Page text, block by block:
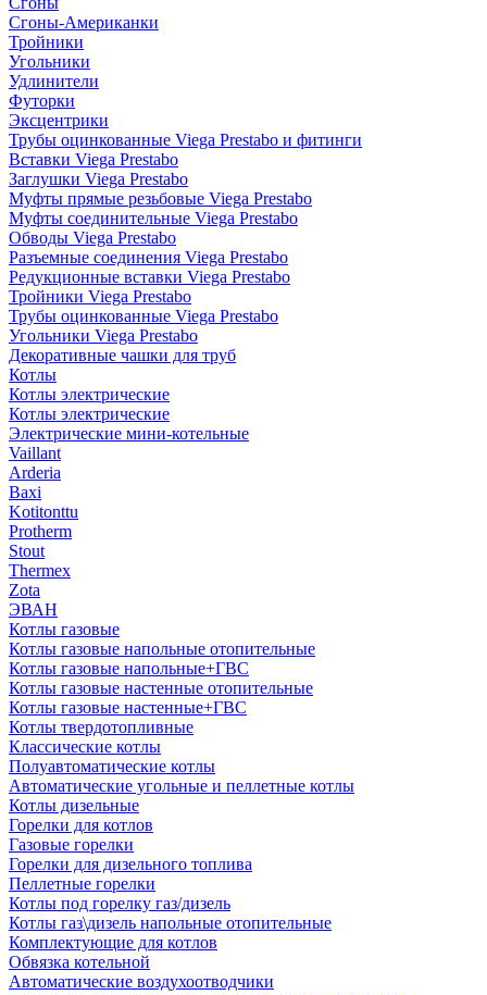
Сгоны-Американки
Тройники
Угольники
Удлинители
Футорки
Эксцентрики
Трубы оцинкованные Viega Prestabo и фитинги
Вставки Viega Prestabo
Заглушки Viega Prestabo
Муфты прямые резьбовые Viega Prestabo
Муфты соединительные Viega Prestabo
Обводы Viega Prestabo
Разъемные соединения Viega Prestabo
Редукционные вставки Viega Prestabo
Тройники Viega Prestabo
Трубы оцинкованные Viega Prestabo
Угольники Viega Prestabo
Декоративные чашки для труб
Котлы
Котлы электрические
Котлы электрические
Электрические мини-котельные
Vaillant
Arderia
Baxi
Kotitonttu
Protherm
Stout
Thermex
Zota
ЭВАН
Котлы газовые
Котлы газовые напольные отопительные
Котлы газовые напольные+ГВС
Котлы газовые настенные отопительные
Котлы газовые настенные+ГВС
Котлы твердотопливные
Классические котлы
Полуавтоматические котлы
Автоматические угольные и пеллетные котлы
Котлы дизельные
Горелки для котлов
Газовые горелки
Горелки для дизельного топлива
Пеллетные горелки
Котлы под горелку газ/дизель
Котлы газ\дизель напольные отопительные
Комплектующие для котлов
Обвязка котельной
Автоматические воздухоотводчики